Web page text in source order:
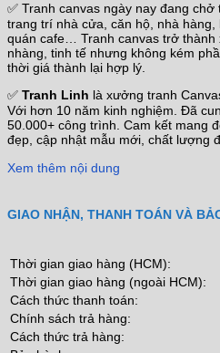
✅ Tranh canvas ngày nay đang
trang trí nhà cửa, căn hộ, nhà hàng,
quán cafe… Tranh canvas trở
nhàng, tinh tế nhưng không kém
thời giá thành lại hợp lý.
✅ Tranh Linh là xưởng tranh
Với hơn 10 năm kinh nghiệm. Đã
50.000+ công trình. Cam kết mang
đẹp, cập nhật mẫu mới, chất lượng
Xem thêm nội dung
GIAO NHẬN, THANH TOÁN VÀ
Thời gian giao hàng (HCM):
Thời gian giao hàng (ngoài HCM):
Cách thức thanh toán:
Chính sách trả hàng:
Cách thức trả hàng: